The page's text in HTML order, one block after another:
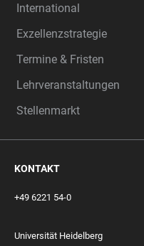
International
Exzellenzstrategie
Termine & Fristen
Lehrveranstaltungen
Stellenmarkt
KONTAKT
+49 6221 54-0
Universität Heidelberg